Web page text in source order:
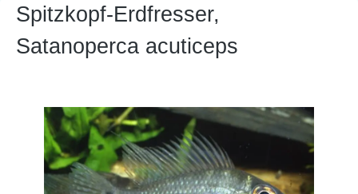
Spitzkopf-Erdfresser,
Satanoperca acuticeps
Bildergalerie überspringen